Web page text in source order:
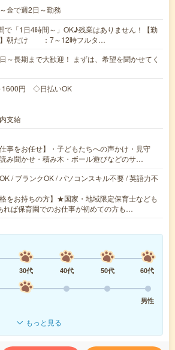
金で週2日～勤務
で「1日4時間～」OK♪残業はありません！【勤
】朝だけ ：7～12時フルタ…
日～長期まで大歓迎！ まずは、希望を聞かせてく
1600円 ◇日払いOK
支給
仕事をお任せ】・子どもたちへの声かけ・見守
み聞かせ・積み木・ボール遊びなどのサ…
/ ブランクOK / パソコンスキル不要 / 英語力不
格をお持ちの方】★国家・地域限定保育士なども
れば保育園でのお仕事が初めての方も…
30代 40代 50代
60代
男性
もっと見る